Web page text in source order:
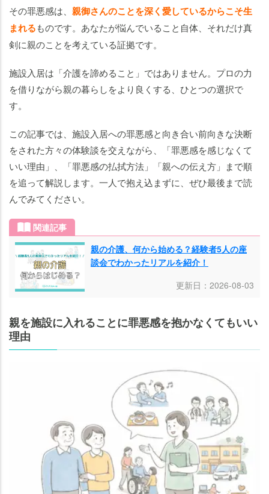
その罪悪感は、 親御さんのことを深く愛しているからこそ生
まれるものです。あなたが悩んでいること自体、それだけ真
剣に親のことを考えている証拠です。
施設入居は「介護を諦めること」ではありません。プロの力
を借りながら親の暮らしをより良くする、ひとつの選択で
す。
この記事では、施設入居への罪悪感と向き合い前向きな決断
をされた方々の体験談を交えながら、「罪悪感を感じなくて
いい理由」、「罪悪感の払拭方法」「親への伝え方」まで順
を追って解説します。一人で抱え込まずに、ぜひ最後まで読
んでみてください。
関連記事
親の介護、何から始める？経験者5人の座
談会でわかったリアルを紹介！
更新日：2026-08-03
と
き
の
伝
え
方
施設
入居
は
「親
の人
生」
と
「自
分の
人
生」
を両
せる
親を施設に入れることに罪悪感を抱かなくてもいい
理由